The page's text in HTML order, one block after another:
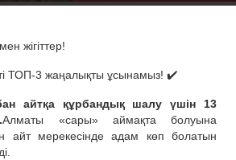
жігіттер!
ТОП-3 жаңалықты ұсынамыз! ✔️
айтқа құрбандық шалу үшін 13
Алматы «сары» аймақта болуына
айт мерекесінде адам көп болатын